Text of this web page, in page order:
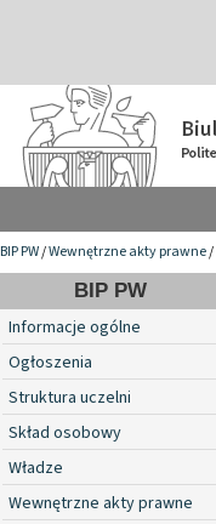
BIP PW/Wewnętrzne akty prawne/
BIP PW
Informacje ogólne
Ogłoszenia
Struktura uczelni
Skład osobowy
Władze
Wewnętrzne akty prawne